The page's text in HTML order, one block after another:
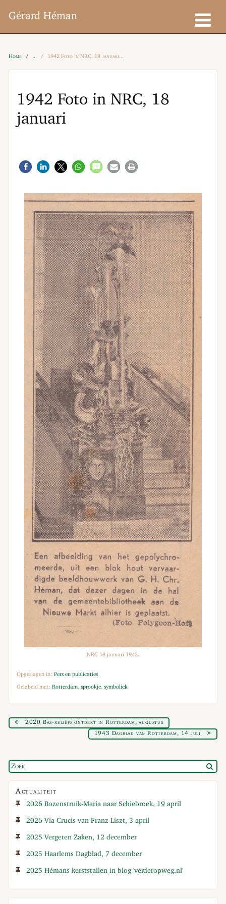
Gérard Héman
Home 1942 Foto in NRC, 18 januari
1942 Foto in NRC, 18
januari
NRC 18 januari 1942.
Opgeslagen in:Pers en publicaties
Gelabeld met:Rotterdam,sprookje,symboliek
2020 Bas-reliëfs ontdekt in Rotterdam, augustus
1943 Dagblad van Rotterdam, 14 juli
Actualiteit
2026 Rozenstruik-Maria naar Schiebroek, 19 april
2026 Via Crucis van Franz Liszt, 3 april
2025 Vergeten Zaken, 12 december
2025 Haarlems Dagblad, 7 december
2025 Hémans kerststallen in blog 'verderopweg.nl'